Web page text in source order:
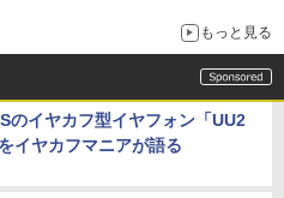
もっと見る
のイヤカフ型イヤフォン「UU2
イヤカフマニアが語る